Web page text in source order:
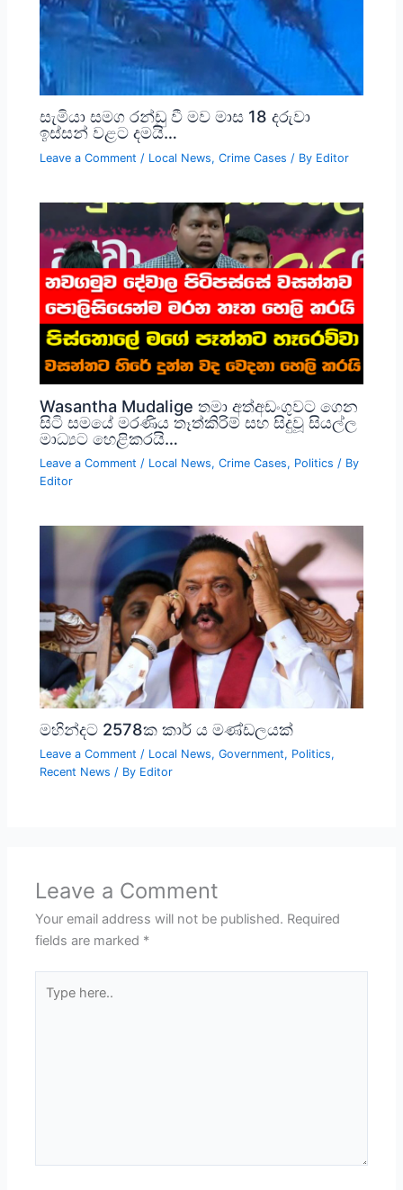
සැමියා සමග රන්ඩු වී මව මාස 18 දරුවා
ඉස්සන් වළට දමයි…
Leave a Comment / Local News,Crime Cases / By Editor
Wasantha Mudalige තමා අත්අඩංගුවට ගෙන
සිටි සමයේ මරණිය තෑත්කිරිම් සහ සිදුවූ සියල්ල
මාධ්‍යට හෙළිකරයි…
Leave a Comment / Local News,Crime Cases, Politics / By
Editor
මහින්දට 2578ක කාර් ය මණ්ඩලයක්
Leave a Comment / Local News,Government, Politics,
Recent News / By Editor
Leave a Comment
Your email address will not be published. Required
fields are marked *
here..